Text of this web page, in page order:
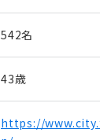
542名
43歳
https://